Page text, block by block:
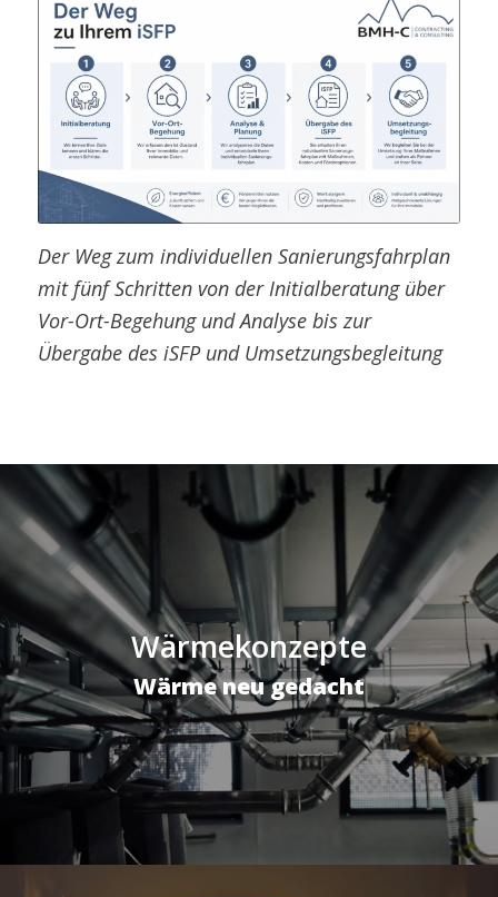
Der Weg zum individuellen Sanierungsfahrplan
mit fünf Schritten von der Initialberatung über
Vor-Ort-Begehung und Analyse bis zur
Übergabe des iSFP und Umsetzungsbegleitung
Wärmekonzepte
Wärme neu gedacht